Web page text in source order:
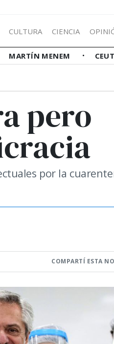
CULTURA CIENCIA
MARTÍN MENEM
pero
por la
COMPARTÍ ESTA